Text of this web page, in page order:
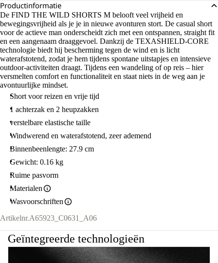
Productinformatie
De FIND THE WILD SHORTS M belooft veel vrijheid en
bewegingsvrijheid als je je in nieuwe avonturen stort. De casual short
voor de actieve man onderscheidt zich met een ontspannen, straight fit
en een aangenaam draaggevoel. Dankzij de TEXASHIELD-CORE
technologie biedt hij bescherming tegen de wind en is licht
waterafstotend, zodat je hem tijdens spontane uitstapjes en intensieve
outdoor-activiteiten draagt. Tijdens een wandeling of op reis – hier
versmelten comfort en functionaliteit en staat niets in de weg aan je
avontuurlijke mindset.
Short voor reizen en vrije tijd
1 achterzak en 2 heupzakken
verstelbare elastische taille
Windwerend en waterafstotend, zeer ademend
Binnenbeenlengte: 27.9 cm
Gewicht: 0.16 kg
Ruime pasvorm
Materialen
Wasvoorschriften
Artikelnr.A65923_C0631_A06
Geïntegreerde technologieën